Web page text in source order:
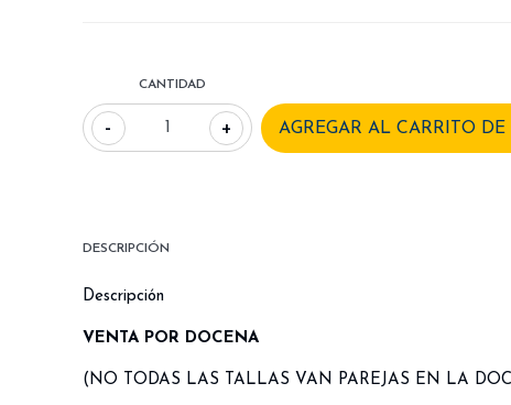
CANTIDAD
- +
DESCRIPCIÓN
Descripción
VENTA POR DOCENA
(NO TODAS LAS TALLAS VAN PAREJAS EN LA